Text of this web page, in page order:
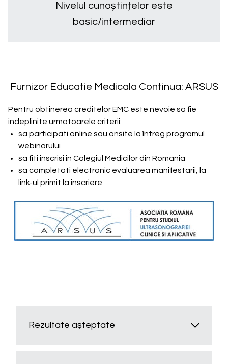
Nivelul cunoștințelor este
basic/intermediar
Furnizor Educatie Medicala Continua: ARSUS
Pentru obtinerea creditelor EMC este nevoie sa fie
indeplinite urmatoarele criterii:
sa participati online sau onsite la întreg programul
webinarului
sa fiti inscrisi in Colegiul Medicilor din Romania
sa completati electronic evaluarea manifestarii, la
link-ul primit la inscriere
Rezultate așteptate